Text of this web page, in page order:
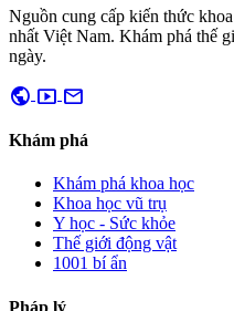
Nguồn cung cấp kiến thức
nhất Việt Nam. Khám phá thế
ngày.
public smart_display mail
Khám phá
Khám phá khoa học
Khoa học vũ trụ
Y học - Sức khỏe
Thế giới động vật
1001 bí ẩn
Pháp lý